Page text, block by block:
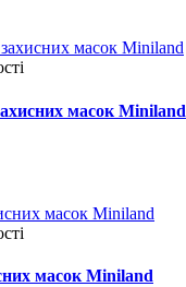
масок Miniland
масок Miniland